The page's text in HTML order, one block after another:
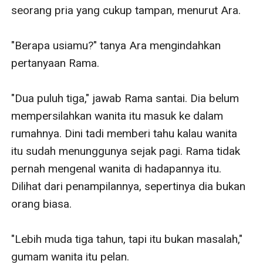
seorang pria yang cukup tampan, menurut Ara.
"Berapa usiamu?" tanya Ara mengindahkan
pertanyaan Rama.
"Dua puluh tiga," jawab Rama santai. Dia belum
mempersilahkan wanita itu masuk ke dalam
rumahnya. Dini tadi memberi tahu kalau wanita
itu sudah menunggunya sejak pagi. Rama tidak
pernah mengenal wanita di hadapannya itu.
Dilihat dari penampilannya, sepertinya dia bukan
orang biasa.
"Lebih muda tiga tahun, tapi itu bukan masalah,"
gumam wanita itu pelan.